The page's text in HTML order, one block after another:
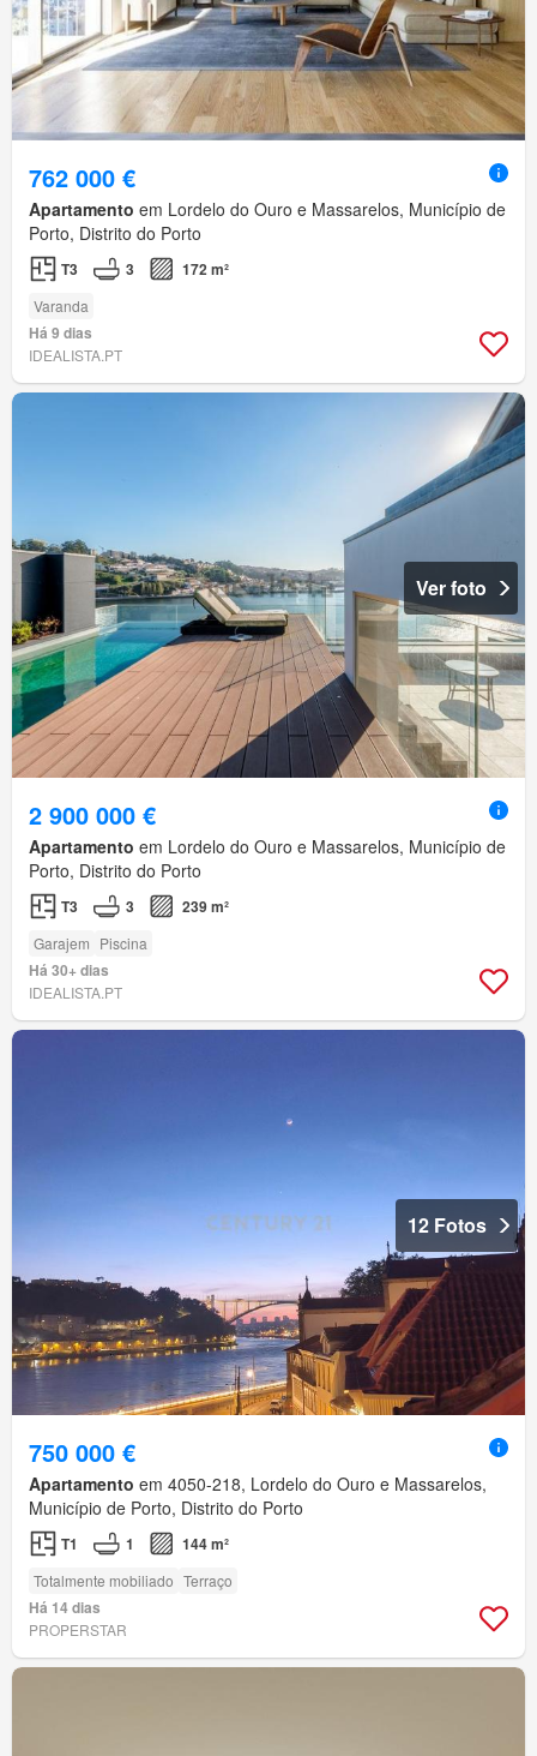
762 000 €
Apartamento em Lordelo do Ouro e Massarelos, Município de
Porto, Distrito do Porto
T3 3 172 m²
Varanda
Há 9 dias
IDEALISTA.PT
Ver foto
2 900 000 €
Apartamento em Lordelo do Ouro e Massarelos, Município de
Porto, Distrito do Porto
T3 3 239 m²
Garajem Piscina
Há 30+ dias
IDEALISTA.PT
12 Fotos
750 000 €
Apartamento em 4050-218, Lordelo do Ouro e Massarelos,
Município de Porto, Distrito do Porto
T1 1 144 m²
Totalmente mobiliado Terraço
Há 14 dias
PROPERSTAR